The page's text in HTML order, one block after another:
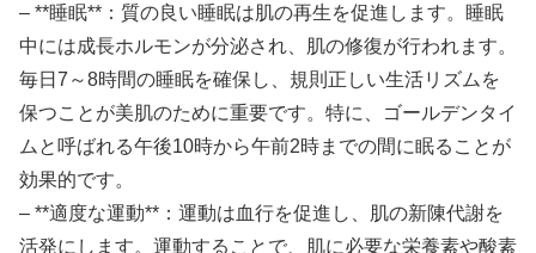
– **睡眠**：質の良い睡眠は肌の再生を促進します。睡眠
中には成長ホルモンが分泌され、肌の修復が行われます。
毎日7～8時間の睡眠を確保し、規則正しい生活リズムを
保つことが美肌のために重要です。特に、ゴールデンタイ
ムと呼ばれる午後10時から午前2時までの間に眠ることが
効果的です。
– **適度な運動**：運動は血行を促進し、肌の新陳代謝を
活発にします。運動することで、肌に必要な栄養素や酸素